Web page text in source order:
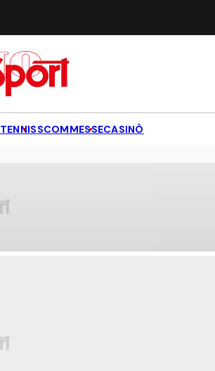
TENNISSCOMMESSECASINÒ